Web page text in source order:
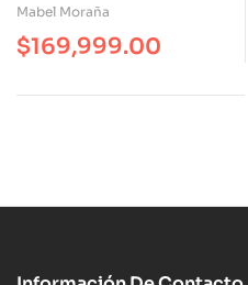
Mabel Moraña
$169,999.00